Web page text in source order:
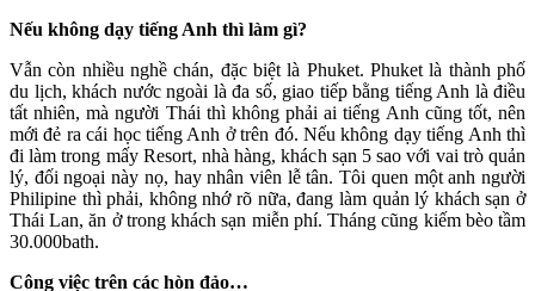
Nếu không dạy tiếng Anh thì làm gì?
Vẫn còn nhiều nghề chán, đặc biệt là Phuket. Phuket là thành phố
du lịch, khách nước ngoài là đa số, giao tiếp bằng tiếng Anh là điều
tất nhiên, mà người Thái thì không phải ai tiếng Anh cũng tốt, nên
mới đẻ ra cái học tiếng Anh ở trên đó. Nếu không dạy tiếng Anh thì
đi làm trong mấy Resort, nhà hàng, khách sạn 5 sao với vai trò quản
lý, đối ngoại này nọ, hay nhân viên lễ tân. Tôi quen một anh người
Philipine thì phải, không nhớ rõ nữa, đang làm quản lý khách sạn ở
Thái Lan, ăn ở trong khách sạn miễn phí. Tháng cũng kiếm bèo tầm
30.000bath.
Công việc trên các hòn đảo…